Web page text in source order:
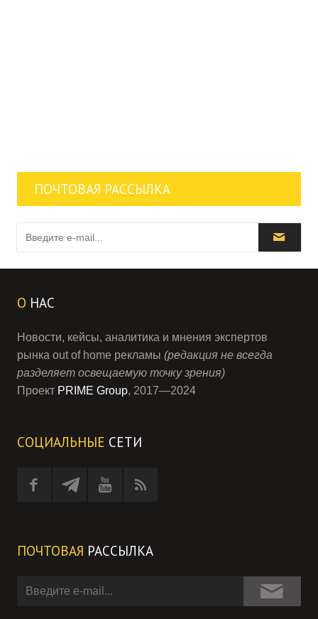
ПОЧТОВАЯ РАССЫЛКА
О НАС
Новости, кейсы, аналитика и мнения экспертов
рынка out of home рекламы (редакция не всегда
разделяет освещаемую точку зрения)
Проект PRIME Group, 2017—2024
СОЦИАЛЬНЫЕ СЕТИ
ПОЧТОВАЯ РАССЫЛКА